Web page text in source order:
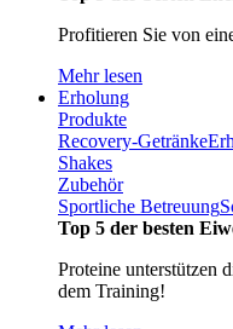
Profitieren Sie von
Mehr lesen
Erholung
Produkte
Recovery-Getränke
Shakes
Zubehör
Sportliche Betreuung
Top 5 der besten
Proteine unterstützen
dem Training!